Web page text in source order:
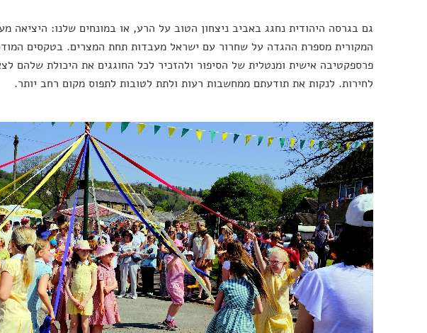
גם בגרסה היהודית נחגג באביב ניצחון הטוב על הרע, או במונחים שלנו: היציאה
המקורית מספרת ההגדה על שחרור עם ישראל מעבדות תחת המצרים. בטקסים
פרספקטיבה אישית ומנטלית של הסיפור ולהזכיר לכל החוגגים את היכולת שלהם
לחירות. לנקות את תודעתם ממחשבות רעות ולתת לטובות לתפוס מקום רחב יותר.